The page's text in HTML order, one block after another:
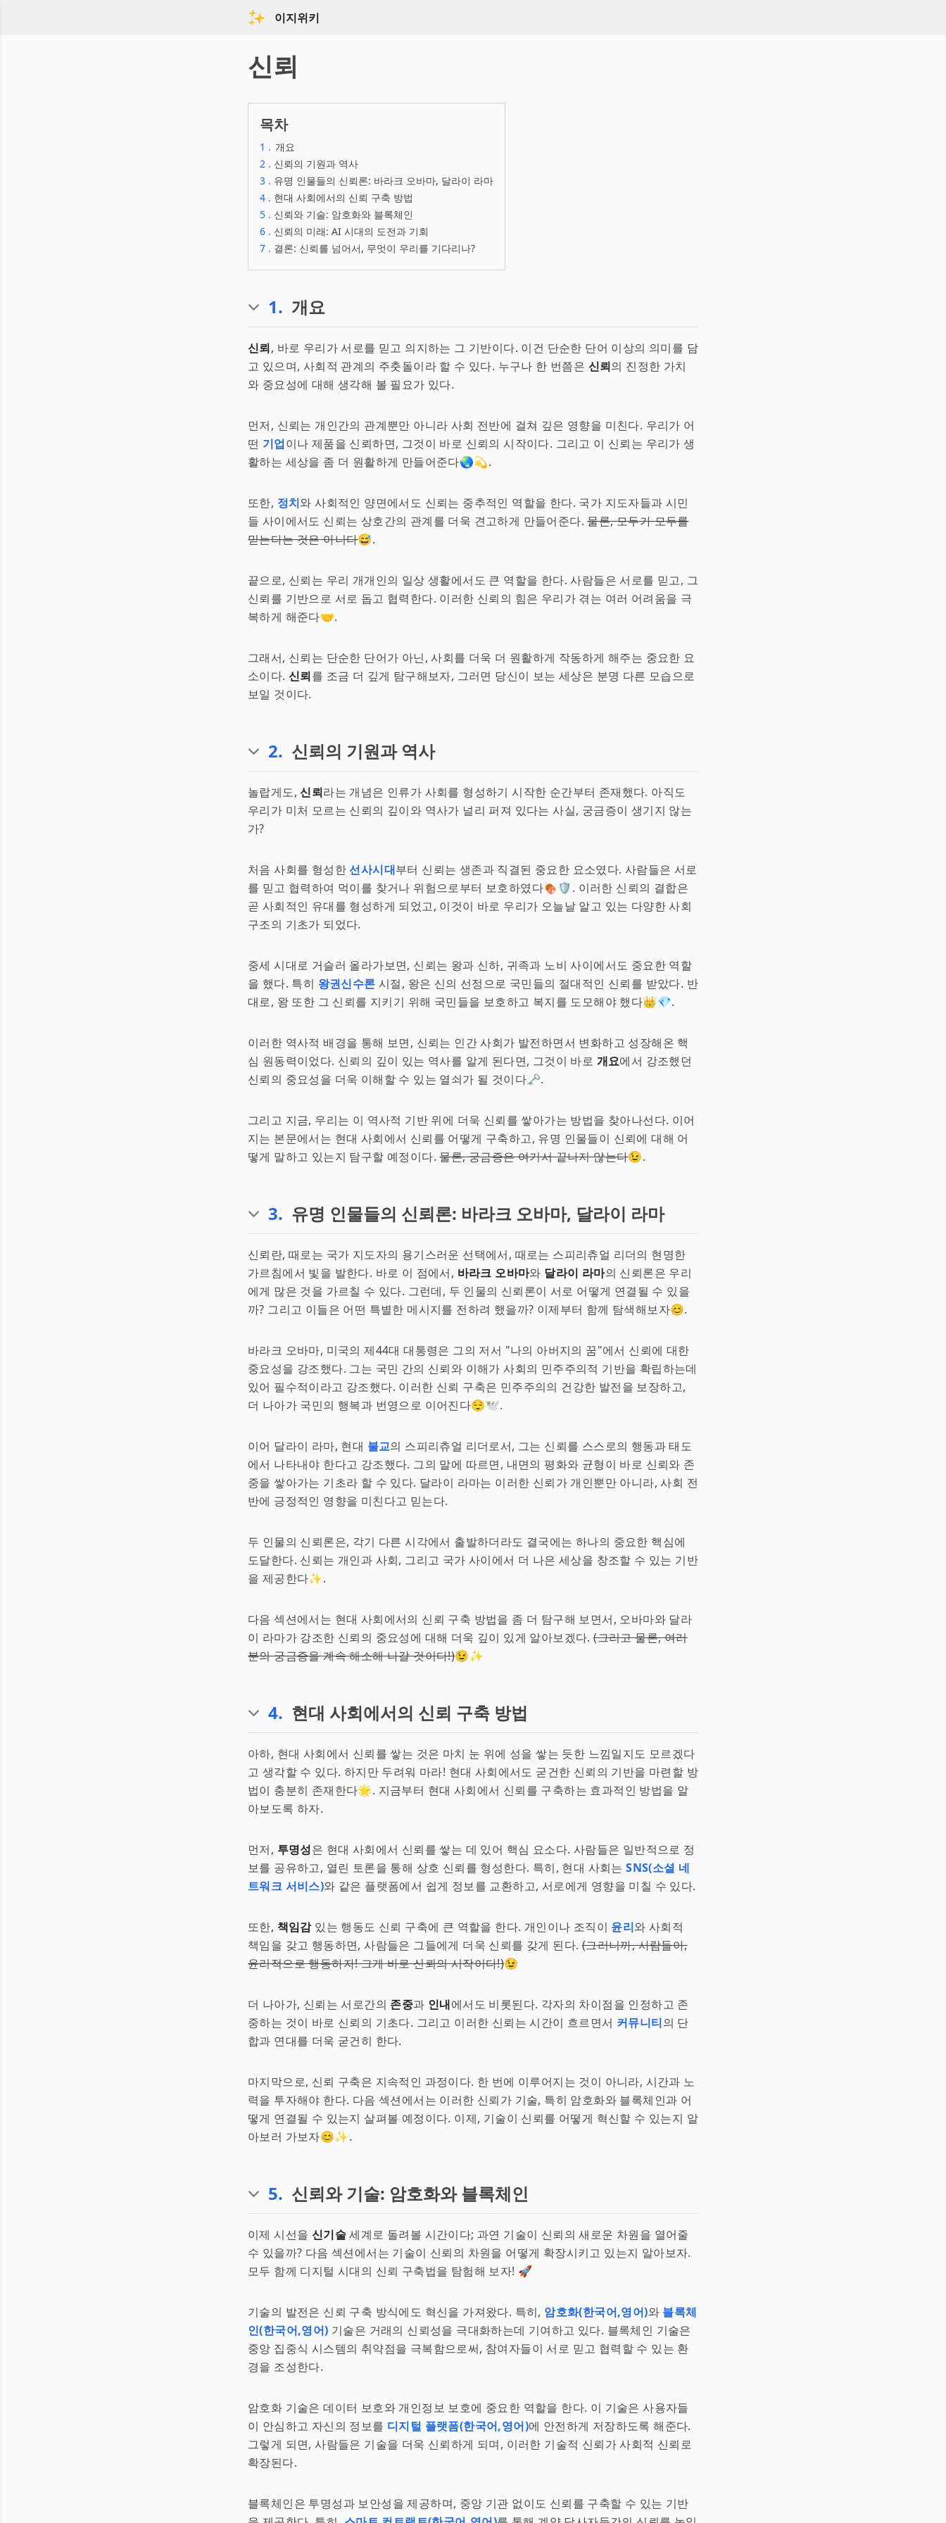
이지위키
신뢰
목차
1 . 개요
2 . 신뢰의 기원과 역사
3 . 유명 인물들의 신뢰론: 바라크 오바마, 달라이 라마
4 . 현대 사회에서의 신뢰 구축 방법
5 . 신뢰와 기술: 암호화와 블록체인
6 . 신뢰의 미래: AI 시대의 도전과 기회
7 . 결론: 신뢰를 넘어서, 무엇이 우리를 기다리나?
1. 개요
신뢰, 바로 우리가 서로를 믿고 의지하는 그 기반이다. 이건 단순한 단어 이상의 의미를 담
고 있으며, 사회적 관계의 주춧돌이라 할 수 있다. 누구나 한 번쯤은 신뢰의 진정한 가치
와 중요성에 대해 생각해 볼 필요가 있다.
먼저, 신뢰는 개인간의 관계뿐만 아니라 사회 전반에 걸쳐 깊은 영향을 미친다. 우리가 어
떤 기업이나 제품을 신뢰하면, 그것이 바로 신뢰의 시작이다. 그리고 이 신뢰는 우리가 생
활하는 세상을 좀 더 원활하게 만들어준다🌏💫.
또한, 정치와 사회적인 양면에서도 신뢰는 중추적인 역할을 한다. 국가 지도자들과 시민
들 사이에서도 신뢰는 상호간의 관계를 더욱 견고하게 만들어준다.물론, 모두가 모두를
믿는다는 것은 아니다😅.
끝으로, 신뢰는 우리 개개인의 일상 생활에서도 큰 역할을 한다. 사람들은 서로를 믿고, 그
신뢰를 기반으로 서로 돕고 협력한다. 이러한 신뢰의 힘은 우리가 겪는 여러 어려움을 극
복하게 해준다🤝.
그래서, 신뢰는 단순한 단어가 아닌, 사회를 더욱 더 원활하게 작동하게 해주는 중요한 요
소이다. 신뢰를 조금 더 깊게 탐구해보자, 그러면 당신이 보는 세상은 분명 다른 모습으로
보일 것이다.
2. 신뢰의 기원과 역사
놀랍게도,신뢰라는 개념은 인류가 사회를 형성하기 시작한 순간부터 존재했다. 아직도
우리가 미처 모르는 신뢰의 깊이와 역사가 널리 퍼져 있다는 사실, 궁금증이 생기지 않는
가?
처음 사회를 형성한선사시대부터 신뢰는 생존과 직결된 중요한 요소였다. 사람들은 서로
를 믿고 협력하여 먹이를 찾거나 위험으로부터 보호하였다🍖🛡️. 이러한 신뢰의 결합은
곧 사회적인 유대를 형성하게 되었고, 이것이 바로 우리가 오늘날 알고 있는 다양한 사회
구조의 기초가 되었다.
중세 시대로 거슬러 올라가보면, 신뢰는 왕과 신하, 귀족과 노비 사이에서도 중요한 역할
을 했다. 특히 왕권신수론 시절, 왕은 신의 선정으로 국민들의 절대적인 신뢰를 받았다. 반
대로, 왕 또한 그 신뢰를 지키기 위해 국민들을 보호하고 복지를 도모해야 했다👑💎.
이러한 역사적 배경을 통해 보면, 신뢰는 인간 사회가 발전하면서 변화하고 성장해온 핵
심 원동력이었다. 신뢰의 깊이 있는 역사를 알게 된다면, 그것이 바로 개요에서 강조했던
신뢰의 중요성을 더욱 이해할 수 있는 열쇠가 될 것이다🗝️.
그리고 지금, 우리는 이 역사적 기반 위에 더욱 신뢰를 쌓아가는 방법을 찾아나선다. 이어
지는 본문에서는 현대 사회에서 신뢰를 어떻게 구축하고, 유명 인물들이 신뢰에 대해 어
떻게 말하고 있는지 탐구할 예정이다.물론, 궁금증은 여기서 끝나지 않는다😉.
3. 유명 인물들의 신뢰론: 바라크 오바마, 달라이 라마
신뢰란, 때로는 국가 지도자의 용기스러운 선택에서, 때로는 스피리츄얼 리더의 현명한
가르침에서 빛을 발한다. 바로 이 점에서, 바라크 오바마와 달라이 라마의 신뢰론은 우리
에게 많은 것을 가르칠 수 있다. 그런데, 두 인물의 신뢰론이 서로 어떻게 연결될 수 있을
까? 그리고 이들은 어떤 특별한 메시지를 전하려 했을까? 이제부터 함께 탐색해보자😊.
바라크 오바마, 미국의 제44대 대통령은 그의 저서 "나의 아버지의 꿈"에서 신뢰에 대한
중요성을 강조했다. 그는 국민 간의 신뢰와 이해가 사회의 민주주의적 기반을 확립하는데
있어 필수적이라고 강조했다. 이러한 신뢰 구축은 민주주의의 건강한 발전을 보장하고,
더 나아가 국민의 행복과 번영으로 이어진다😌🕊️.
이어 달라이 라마, 현대 불교의 스피리츄얼 리더로서, 그는 신뢰를 스스로의 행동과 태도
에서 나타내야 한다고 강조했다. 그의 말에 따르면, 내면의 평화와 균형이 바로 신뢰와 존
중을 쌓아가는 기초라 할 수 있다. 달라이 라마는 이러한 신뢰가 개인뿐만 아니라, 사회 전
반에 긍정적인 영향을 미친다고 믿는다.
두 인물의 신뢰론은, 각기 다른 시각에서 출발하더라도 결국에는 하나의 중요한 핵심에
도달한다. 신뢰는 개인과 사회, 그리고 국가 사이에서 더 나은 세상을 창조할 수 있는 기반
을 제공한다✨.
다음 섹션에서는 현대 사회에서의 신뢰 구축 방법을 좀 더 탐구해 보면서, 오바마와 달라
이 라마가 강조한 신뢰의 중요성에 대해 더욱 깊이 있게 알아보겠다.(그리고 물론, 여러
분의 궁금증을 계속 해소해 나갈 것이다!)😉✨
4. 현대 사회에서의 신뢰 구축 방법
아하, 현대 사회에서 신뢰를 쌓는 것은 마치 눈 위에 성을 쌓는 듯한 느낌일지도 모르겠다
고 생각할 수 있다. 하지만 두려워 마라! 현대 사회에서도 굳건한 신뢰의 기반을 마련할 방
법이 충분히 존재한다🌟. 지금부터 현대 사회에서 신뢰를 구축하는 효과적인 방법을 알
아보도록 하자.
먼저, 투명성은 현대 사회에서 신뢰를 쌓는 데 있어 핵심 요소다. 사람들은 일반적으로 정
보를 공유하고, 열린 토론을 통해 상호 신뢰를 형성한다. 특히, 현대 사회는SNS(소셜 네
트워크 서비스)와 같은 플랫폼에서 쉽게 정보를 교환하고, 서로에게 영향을 미칠 수 있다.
또한, 책임감있는 행동도 신뢰 구축에 큰 역할을 한다. 개인이나 조직이 윤리와 사회적
책임을 갖고 행동하면, 사람들은 그들에게 더욱 신뢰를 갖게 된다.(그러니까, 사람들아,
윤리적으로 행동하자! 그게 바로 신뢰의 시작이다!)😉
더 나아가, 신뢰는 서로간의 존중과 인내에서도 비롯된다. 각자의 차이점을 인정하고 존
중하는 것이 바로 신뢰의 기초다. 그리고 이러한 신뢰는 시간이 흐르면서 커뮤니티의 단
합과 연대를 더욱 굳건히 한다.
마지막으로, 신뢰 구축은 지속적인 과정이다. 한 번에 이루어지는 것이 아니라, 시간과 노
력을 투자해야 한다. 다음 섹션에서는 이러한 신뢰가 기술, 특히 암호화와 블록체인과 어
떻게 연결될 수 있는지 살펴볼 예정이다. 이제, 기술이 신뢰를 어떻게 혁신할 수 있는지 알
아보러 가보자😊✨.
5. 신뢰와 기술: 암호화와 블록체인
이제 시선을 신기술세계로 돌려볼 시간이다; 과연 기술이 신뢰의 새로운 차원을 열어줄
수 있을까? 다음 섹션에서는 기술이 신뢰의 차원을 어떻게 확장시키고 있는지 알아보자.
모두 함께 디지털 시대의 신뢰 구축법을 탐험해 보자! 🚀
기술의 발전은 신뢰 구축 방식에도 혁신을 가져왔다. 특히, 암호화(한국어,영어)와 블록체
인(한국어,영어) 기술은 거래의 신뢰성을 극대화하는데 기여하고 있다. 블록체인 기술은
중앙 집중식 시스템의 취약점을 극복함으로써, 참여자들이 서로 믿고 협력할 수 있는 환
경을 조성한다.
암호화 기술은 데이터 보호와 개인정보 보호에 중요한 역할을 한다. 이 기술은 사용자들
이 안심하고 자신의 정보를 디지털 플랫폼(한국어,영어)에 안전하게 저장하도록 해준다.
그렇게 되면, 사람들은 기술을 더욱 신뢰하게 되며, 이러한 기술적 신뢰가 사회적 신뢰로
확장된다.
블록체인은 투명성과 보안성을 제공하며, 중앙 기관 없이도 신뢰를 구축할 수 있는 기반